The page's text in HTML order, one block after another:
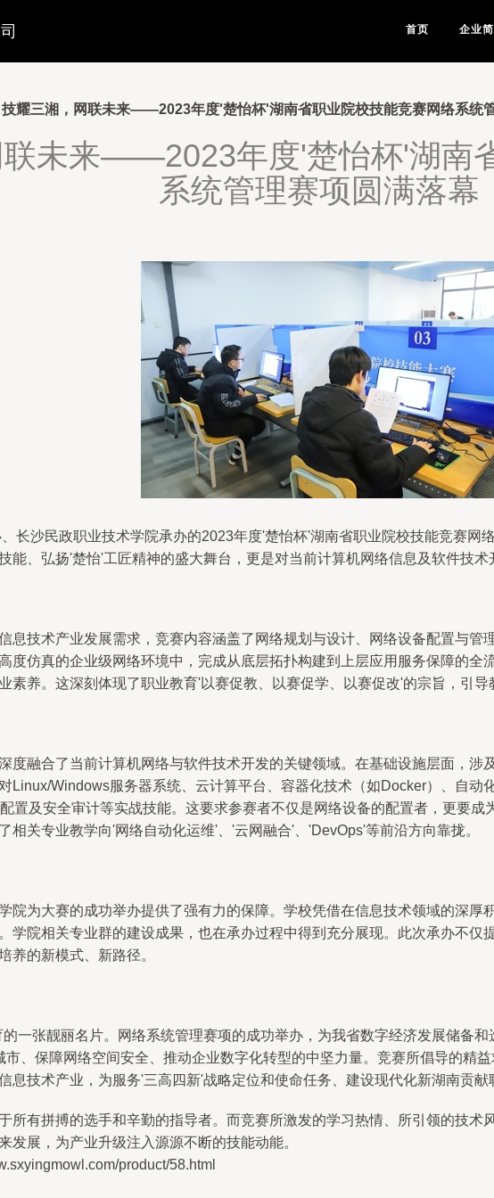
首页 企业
技耀三湘，网联未来——2023年度'楚怡杯'湖南省职业院校技能竞赛网络系统
未来——2023年度'楚怡杯'湖南
系统管理赛项圆满落幕
长沙民政职业技术学院承办的2023年度'楚怡杯'湖南省职业院校技能竞赛网
能、弘扬'楚怡'工匠精神的盛大舞台，更是对当前计算机网络信息及软件技术
息技术产业发展需求，竞赛内容涵盖了网络规划与设计、网络设备配置与
度仿真的企业级网络环境中，完成从底层拓扑构建到上层应用服务保障的全
素养。这深刻体现了职业教育'以赛促教、以赛促学、以赛促改'的宗旨，引导
度融合了当前计算机网络与软件技术开发的关键领域。在基础设施层面，
Linux/Windows服务器系统、云计算平台、容器化技术（如Docker）、自动
置及安全审计等实战技能。这要求参赛者不仅是网络设备的配置者，更要
相关专业教学向'网络自动化运维'、'云网融合'、'DevOps'等前沿方向靠拢。
院为大赛的成功举办提供了强有力的保障。学校凭借在信息技术领域的深
学院相关专业群的建设成果，也在承办过程中得到充分展现。此次承办不
养的新模式、新路径。
一张靓丽名片。网络系统管理赛项的成功举办，为我省数字经济发展储备
、保障网络空间安全、推动企业数字化转型的中坚力量。竞赛所倡导的精
息技术产业，为服务'三高四新'战略定位和使命任务、建设现代化新湖南贡献
所有拼搏的选手和辛勤的指导者。而竞赛所激发的学习热情、所引领的技
发展，为产业升级注入源源不断的技能动能。
product/58.html